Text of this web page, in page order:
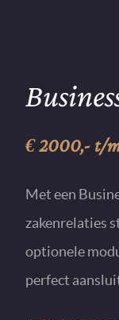
€ 2000,- t/m
Met een
zakenrelaties
optionele
perfect